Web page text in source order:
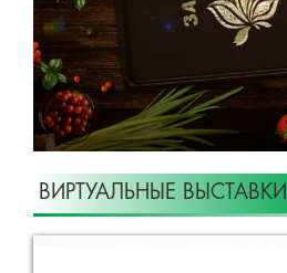
ВИРТУАЛЬНЫЕ ВЫСТАВКИ